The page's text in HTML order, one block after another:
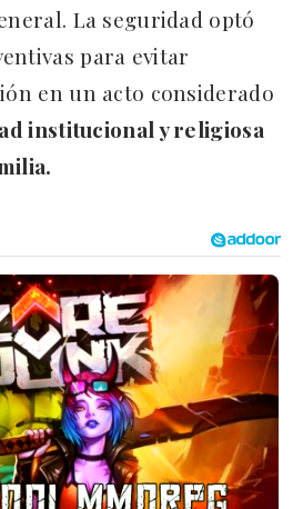
La seguridad optó
para evitar
en un acto considerado
institucional y religiosa